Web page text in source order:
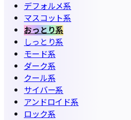
デフォルメ系
マスコット系
おっとり系
しっとり系
モード系
ダーク系
クール系
サイバー系
アンドロイド系
ロック系